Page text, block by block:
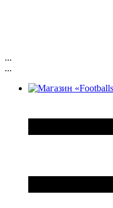
...
...